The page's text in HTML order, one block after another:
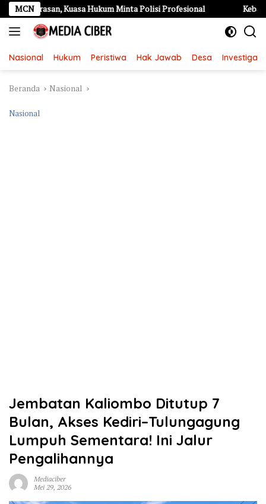
Langsung
ke
konten
MCNKuasa Hukum Minta Polisi Profesional Kebakaran
Nasional Hukum Peristiwa Hak Jawab Desa Investigasi
Beranda Nasional
Nasional
Jembatan Kaliombo Ditutup 7
Bulan, Akses Kediri–Tulungagung
Lumpuh Sementara! Ini Jalur
Pengalihannya
Mediaciber
Mei 29, 2026